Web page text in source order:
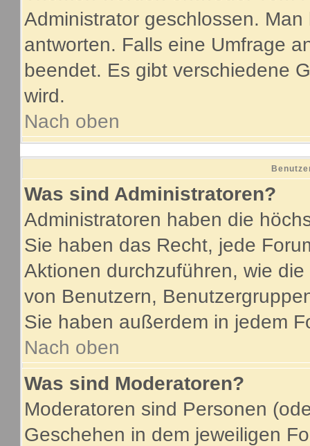
Administrator geschlossen.
antworten. Falls eine Umfrage
beendet. Es gibt verschiedene
wird.
Nach oben
Was sind Administratoren?
Administratoren haben die
Sie haben das Recht, jede
Aktionen durchzuführen, wie
von Benutzern,
Sie haben außerdem in jedem
Nach oben
Was sind Moderatoren?
Moderatoren sind Personen
Geschehen in dem jeweiligen